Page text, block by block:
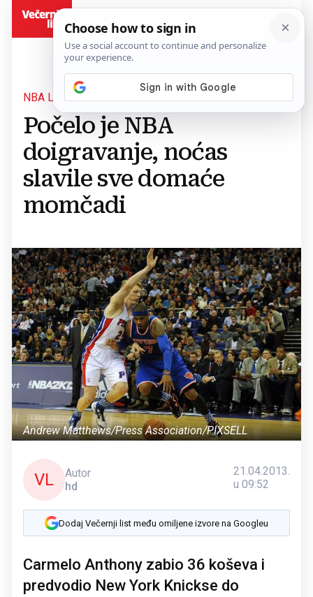
NBA LIGA
Počelo je NBA
doigravanje, noćas
slavile sve domaće
momčadi
Andrew Matthews/Press Association/PIXSELL
VL
Autor
hd
21.04.2013.
u 09:52
Dodaj Večernji list među omiljene izvore na Googleu
Carmelo Anthony zabio 36 koševa i
predvodio New York Knickse do